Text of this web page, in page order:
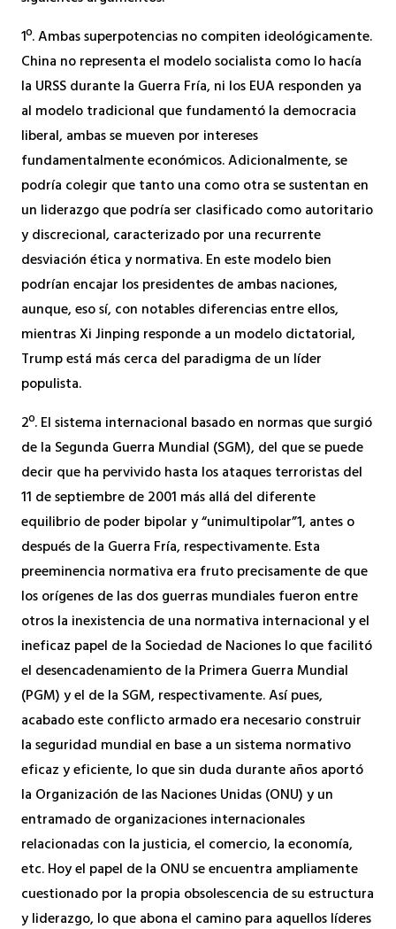
1º. Ambas superpotencias no compiten ideológicamente.
China no representa el modelo socialista como lo hacía
la URSS durante la Guerra Fría, ni los EUA responden ya
al modelo tradicional que fundamentó la democracia
liberal, ambas se mueven por intereses
fundamentalmente económicos. Adicionalmente, se
podría colegir que tanto una como otra se sustentan en
un liderazgo que podría ser clasificado como autoritario
y discrecional, caracterizado por una recurrente
desviación ética y normativa. En este modelo bien
podrían encajar los presidentes de ambas naciones,
aunque, eso sí, con notables diferencias entre ellos,
mientras Xi Jinping responde a un modelo dictatorial,
Trump está más cerca del paradigma de un líder
populista.
2º. El sistema internacional basado en normas que surgió
de la Segunda Guerra Mundial (SGM), del que se puede
decir que ha pervivido hasta los ataques terroristas del
11 de septiembre de 2001 más allá del diferente
equilibrio de poder bipolar y “unimultipolar”1, antes o
después de la Guerra Fría, respectivamente. Esta
preeminencia normativa era fruto precisamente de que
los orígenes de las dos guerras mundiales fueron entre
otros la inexistencia de una normativa internacional y el
ineficaz papel de la Sociedad de Naciones lo que facilitó
el desencadenamiento de la Primera Guerra Mundial
(PGM) y el de la SGM, respectivamente. Así pues,
acabado este conflicto armado era necesario construir
la seguridad mundial en base a un sistema normativo
eficaz y eficiente, lo que sin duda durante años aportó
la Organización de las Naciones Unidas (ONU) y un
entramado de organizaciones internacionales
relacionadas con la justicia, el comercio, la economía,
etc. Hoy el papel de la ONU se encuentra ampliamente
cuestionado por la propia obsolescencia de su estructura
y liderazgo, lo que abona el camino para aquellos líderes